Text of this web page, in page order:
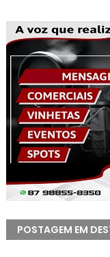
POSTAGEM EM